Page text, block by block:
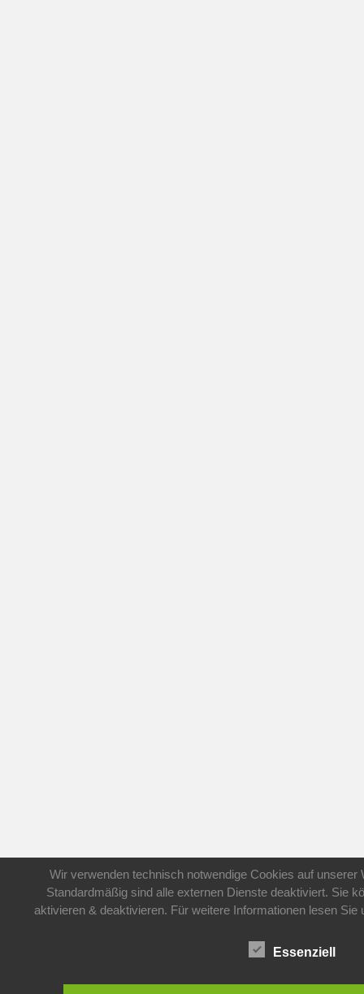
Wir verwenden technisch notwendige Cookies auf unserer
Standardmäßig sind alle externen Dienste deaktiviert. Sie
aktivieren & deaktivieren. Für weitere Informationen lesen
Essenziell